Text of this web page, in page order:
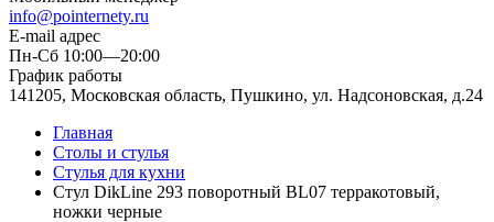
info@pointernety.ru
E-mail адрес
Пн-Сб 10:00—20:00
График работы
141205, Московская область, Пушкино, ул. Надсоновская, д.24
Главная
Столы и стулья
Стулья для кухни
Стул DikLine 293 поворотный BL07 терракотовый,
ножки черные